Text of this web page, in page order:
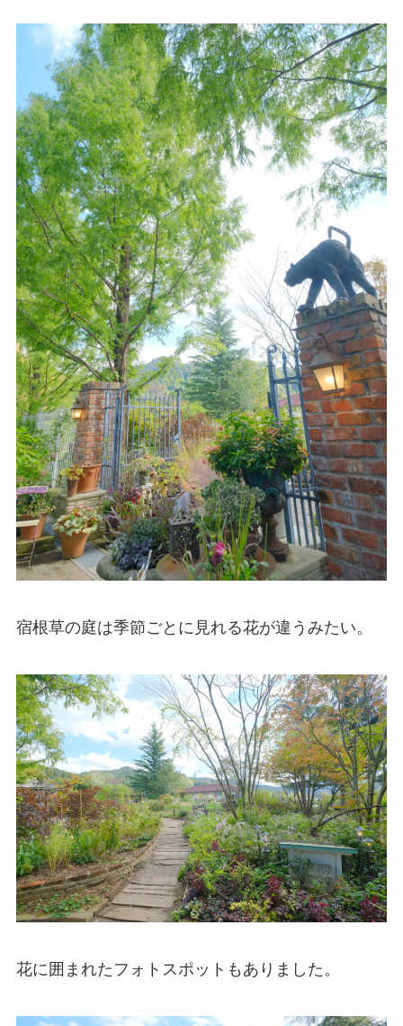
宿根草の庭は季節ごとに見れる花が違うみたい。
花に囲まれたフォトスポットもありました。